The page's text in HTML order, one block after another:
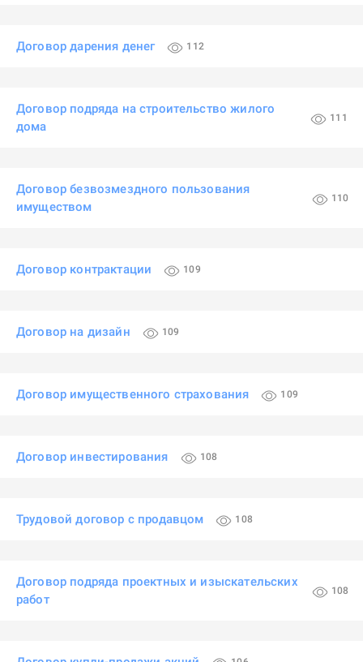
Договор дарения денег 112
Договор подряда на строительство жилого
дома
111
Договор безвозмездного пользования
имуществом
110
Договор контрактации 109
Договор на дизайн 109
Договор имущественного страхования 109
Договор инвестирования 108
Трудовой договор с продавцом 108
Договор подряда проектных и изыскательских
работ
108